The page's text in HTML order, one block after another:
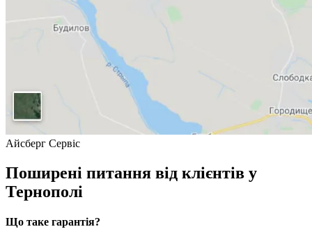
Айсберг Сервіс
Поширені питання від клієнтів у
Тернополі
Що таке гарантія?